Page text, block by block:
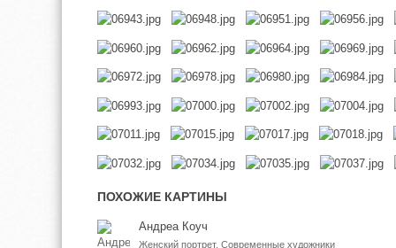
ПОХОЖИЕ КАРТИНЫ
Андреа Коуч
Женский портрет, Современные художники